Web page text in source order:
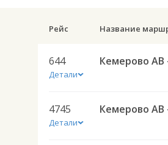
Рейс Название
644
Детали
Кемерово АВ
4745
Детали
Кемерово АВ